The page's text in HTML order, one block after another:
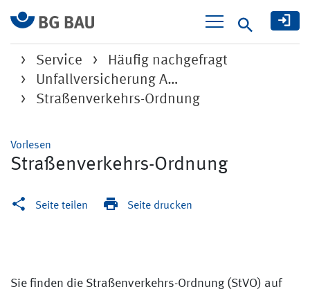
Suche
Service
Häufig nachgefragt
Unfallversicherung A…
Straßenverkehrs-Ordnung
Vorlesen
Straßenverkehrs-Ordnung
Seite teilen Seite drucken
Sie finden die Straßenverkehrs-Ordnung (StVO) auf